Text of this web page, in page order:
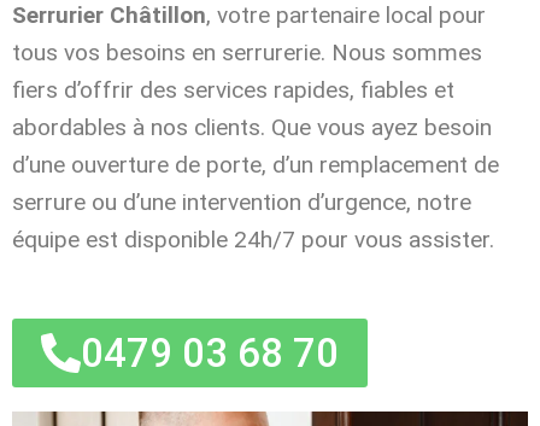
Serrurier Châtillon, votre partenaire local pour
tous vos besoins en serrurerie. Nous sommes
fiers d’offrir des services rapides, fiables et
abordables à nos clients. Que vous ayez besoin
d’une ouverture de porte, d’un remplacement de
serrure ou d’une intervention d’urgence, notre
équipe est disponible 24h/7 pour vous assister.
0479 03 68 70